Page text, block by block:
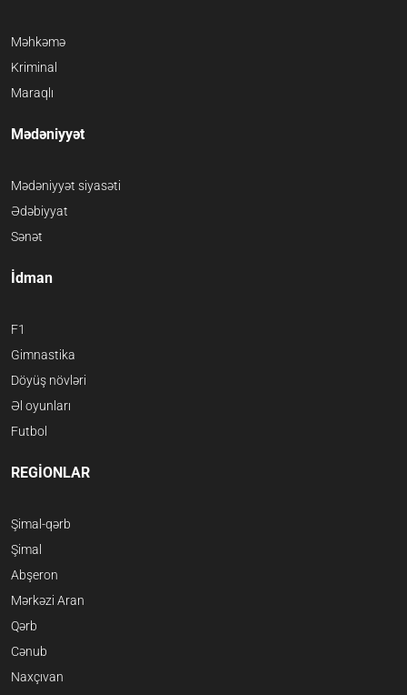
Məhkəmə
Kriminal
Maraqlı
Mədəniyyət
Mədəniyyət siyasəti
Ədəbiyyat
Sənət
İdman
F1
Gimnastika
Döyüş növləri
Əl oyunları
Futbol
REGİONLAR
Şimal-qərb
Şimal
Abşeron
Mərkəzi Aran
Qərb
Cənub
Naxçıvan